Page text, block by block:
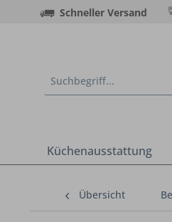
Schneller Versand
Küchenausstattung
Übersicht